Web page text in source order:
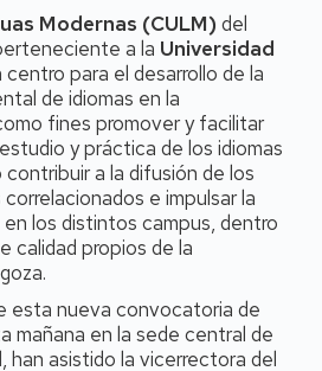
Modernas (CULM) del
a la Universidad
centro para el desarrollo de la
de idiomas en la
fines promover y facilitar
y práctica de los idiomas
a la difusión de los
e impulsar la
los distintos campus, dentro
calidad propios de la
esta nueva convocatoria de
mañana en la sede central de
han asistido la vicerrectora del